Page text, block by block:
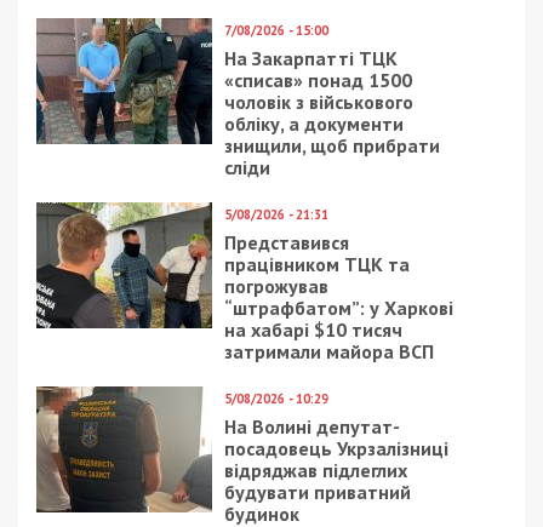
7/08/2026 - 15:00
На Закарпатті ТЦК
«списав» понад 1500
чоловік з військового
обліку, а документи
знищили, щоб прибрати
сліди
5/08/2026 - 21:31
Представився
працівником ТЦК та
погрожував
“штрафбатом”: у Харкові
на хабарі $10 тисяч
затримали майора ВСП
5/08/2026 - 10:29
На Волині депутат-
посадовець Укрзалізниці
відряджав підлеглих
будувати приватний
будинок